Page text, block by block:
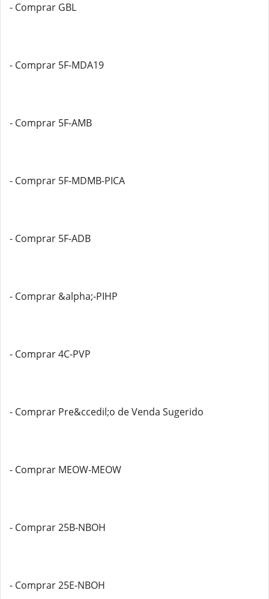
- Comprar GBL
- Comprar 5F-MDA19
- Comprar 5F-AMB
- Comprar 5F-MDMB-PICA
- Comprar 5F-ADB
- Comprar &alpha;-PIHP
- Comprar 4C-PVP
- Comprar Pre&ccedil;o de Venda Sugerido
- Comprar MEOW-MEOW
- Comprar 25B-NBOH
- Comprar 25E-NBOH